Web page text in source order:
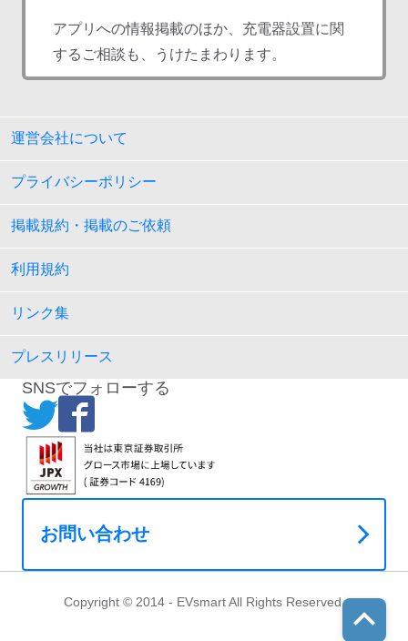
アプリへの情報掲載のほか、充電器設置に関
するご相談も、うけたまわります。
運営会社について
プライバシーポリシー
掲載規約・掲載のご依頼
利用規約
リンク集
プレスリリース
SNSでフォローする
お問い合わせ
Copyright © 2014 - EVsmart All Rights Reserved.